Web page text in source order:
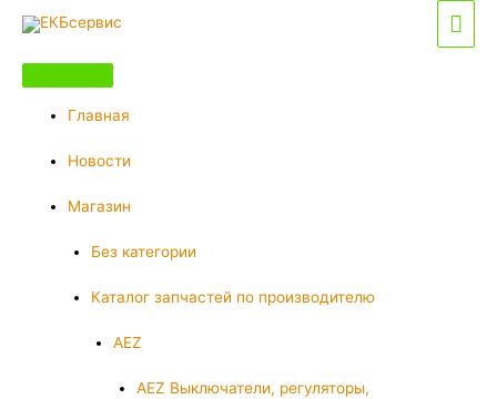
Перейти
содержимому
Главная
Новости
Магазин
Без категории
Каталог запчастей по производителю
AEZ
AEZ Выключатели, регуляторы,